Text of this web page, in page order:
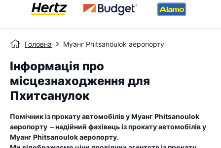
Головна Муанг Phitsanoulok аеропорту
Інформація про
місцезнаходження для
Пхитсанулок
Помічник із прокату автомобілів уМуанг Phitsanoulok
аеропорту – надійний фахівець із прокату автомобілів у
Муанг Phitsanoulok аеропорту.